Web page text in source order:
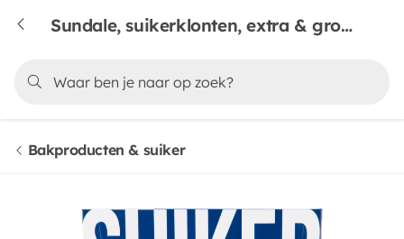
Sundale, suikerklonten, extra & groot
Bakproducten & suiker